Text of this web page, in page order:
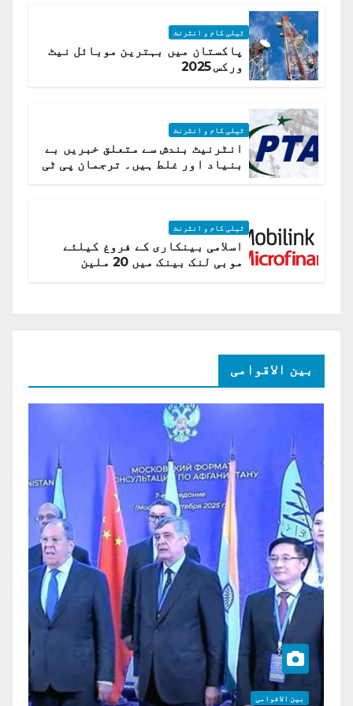
ٹیلی کام و انٹرنٹ
پاکستان میں بہترین موبائل نیٹ
ورکس 2025
ٹیلی کام و انٹرنٹ
انٹرنیٹ بندش سے متعلق خبریں بے
بنیاد اور غلط ہیں۔ ترجمان پی ٹی
ٹیلی کام و انٹرنٹ
اسلامی بینکاری کے فروغ کیلئے
موبی لنک بینک میں 20 ملین
بین الاقوامی
بین الاقوامی